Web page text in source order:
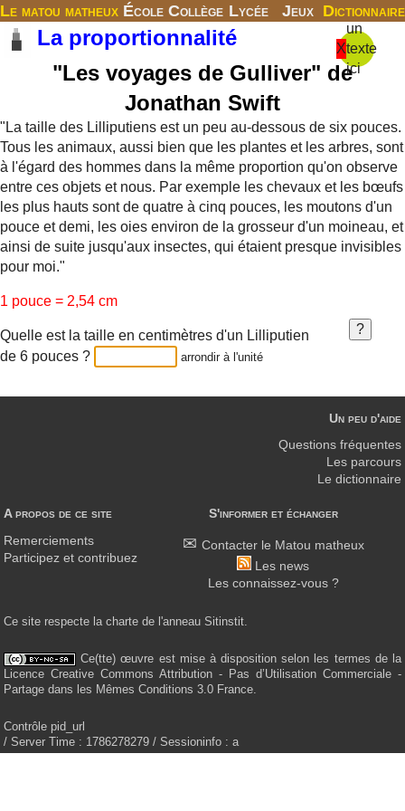
Le matou matheux École Collège Lycée Jeux Dictionnaire
X
un
texte
ici
La proportionnalité
"Les voyages de Gulliver" de
Jonathan Swift
"La taille des Lilliputiens est un peu au-dessous de six pouces.
Tous les animaux, aussi bien que les plantes et les arbres, sont
à l'égard des hommes dans la même proportion qu'on observe
entre ces objets et nous. Par exemple les chevaux et les bœufs
les plus hauts sont de quatre à cinq pouces, les moutons d'un
pouce et demi, les oies environ de la grosseur d'un moineau, et
ainsi de suite jusqu'aux insectes, qui étaient presque invisibles
pour moi."
1 pouce = 2,54 cm
Quelle est la taille en centimètres d'un Lilliputien
de 6 pouces ?
arrondir à l'unité
A propos de ce site
Remerciements
Participez et contribuez
S'informer et échanger
Contacter le Matou matheux
Les news
Les connaissez-vous ?
Un peu d'aide
Questions fréquentes
Les parcours
Le dictionnaire
Ce site respecte la charte de l'anneau Sitinstit.
Ce(tte) œuvre est mise à disposition selon les termes de la
Licence Creative Commons Attribution - Pas d’Utilisation Commerciale -
Partage dans les Mêmes Conditions 3.0 France.
Contrôle pid_url
/ Server Time : 1786278279 / Sessioninfo : a